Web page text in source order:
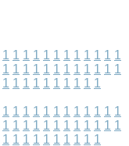
1 1 1 1 1 1 1 1 1 1 1 1
1 1 1 1 1 1 1 1 1 1 1 1
1 1 1 1 1 1 1 1 1 1
1 1 1 1 1 1 1 1 1 1 1 1
1 1 1 1 1 1 1 1 1 1 1 1
1 1 1 1 1 1 1 1 1 1